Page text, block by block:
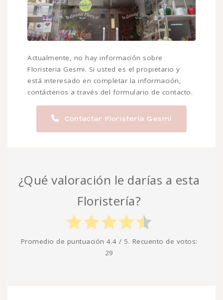
Actualmente, no hay información sobre
Floristeria Gesmi. Si usted es el propietario y
está interesado en completar la información,
contáctenos a través del formulario de contacto.
Contactar Floristeria Gesmi
¿Qué valoración le darías a esta
Floristería?
Promedio de puntuación 4.4 / 5. Recuento de votos:
29